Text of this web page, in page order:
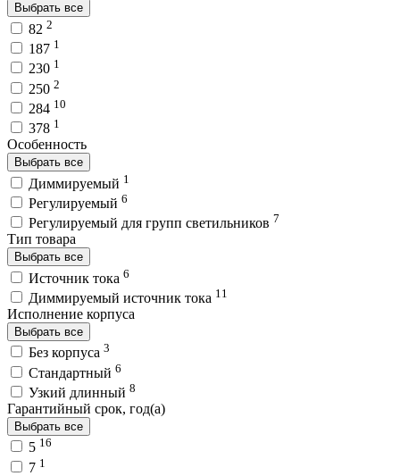
Выбрать все
82 2
187 1
230 1
250 2
284 10
378 1
Особенность
Выбрать все
Диммируемый 1
Регулируемый 6
Регулируемый для групп светильников 7
Тип товара
Выбрать все
Источник тока 6
Диммируемый источник тока 11
Исполнение корпуса
Выбрать все
Без корпуса 3
Стандартный 6
Узкий длинный 8
Гарантийный срок, год(а)
Выбрать все
5 16
7 1